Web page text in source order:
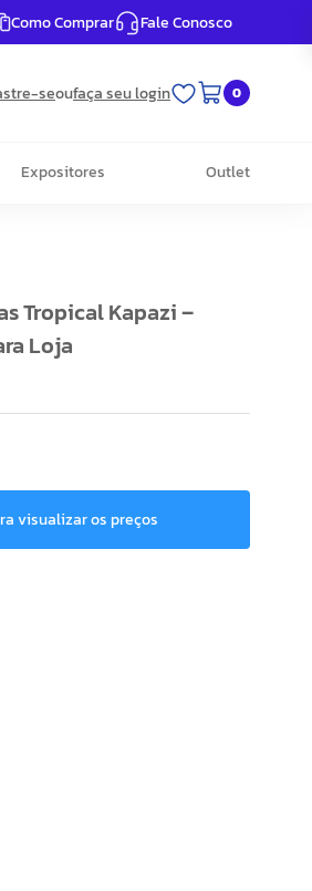
Como Comprar Fale Conosco
seoufaça seu login 0
Expositores Outlet
Tropical Kapazi –
Loja
visualizar os preços